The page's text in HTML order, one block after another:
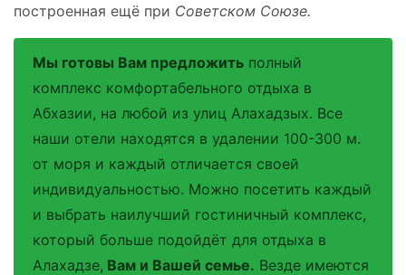
построенная ещё при Советском Союзе.
Мы готовы Вам предложить полный
комплекс комфортабельного отдыха в
Абхазии, на любой из улиц Алахадзых. Все
наши отели находятся в удалении 100-300 м.
от моря и каждый отличается своей
индивидуальностью. Можно посетить каждый
и выбрать наилучший гостиничный комплекс,
который больше подойдёт для отдыха в
Алахадзе, Вам и Вашей семье. Везде имеются